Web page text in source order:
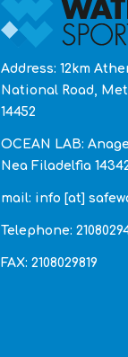
Address: 12km
National Road,
14452
OCEAN LAB:
Nea Filadelfia
mail: info [at]
Telephone:
FAX: 2108029819